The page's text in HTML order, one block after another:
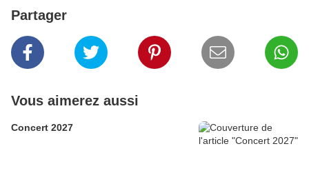
Partager
Vous aimerez aussi
Concert 2027